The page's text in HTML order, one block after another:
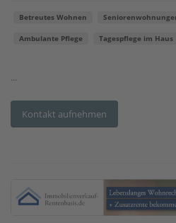
Betreutes Wohnen
Ambulante Pflege Tagespflege im Haus
...
Kontakt aufnehmen